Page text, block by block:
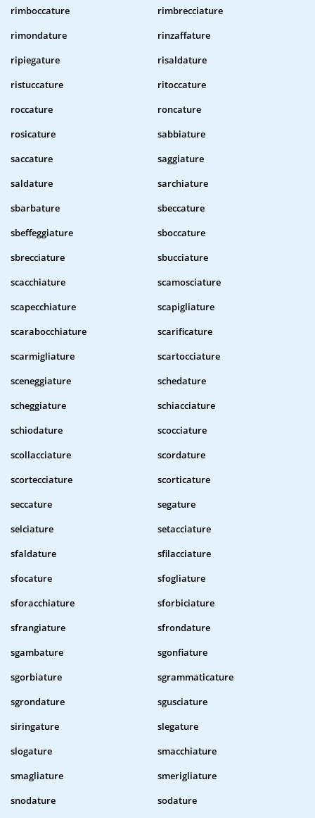
rimboccature
rimbrecciature
rimondature
rinzaffature
ripiegature
risaldature
ristuccature
ritoccature
roccature
roncature
rosicature
sabbiature
saccature
saggiature
saldature
sarchiature
sbarbature
sbeccature
sbeffeggiature
sboccature
sbrecciature
sbucciature
scacchiature
scamosciature
scapecchiature
scapigliature
scarabocchiature
scarificature
scarmigliature
scartocciature
sceneggiature
schedature
scheggiature
schiacciature
schiodature
scocciature
scollacciature
scordature
scortecciature
scorticature
seccature
segature
selciature
setacciature
sfaldature
sfilacciature
sfocature
sfogliature
sforacchiature
sforbiciature
sfrangiature
sfrondature
sgambature
sgonfiature
sgorbiature
sgrammaticature
sgrondature
sgusciature
siringature
slegature
slogature
smacchiature
smagliature
smerigliature
snodature
sodature